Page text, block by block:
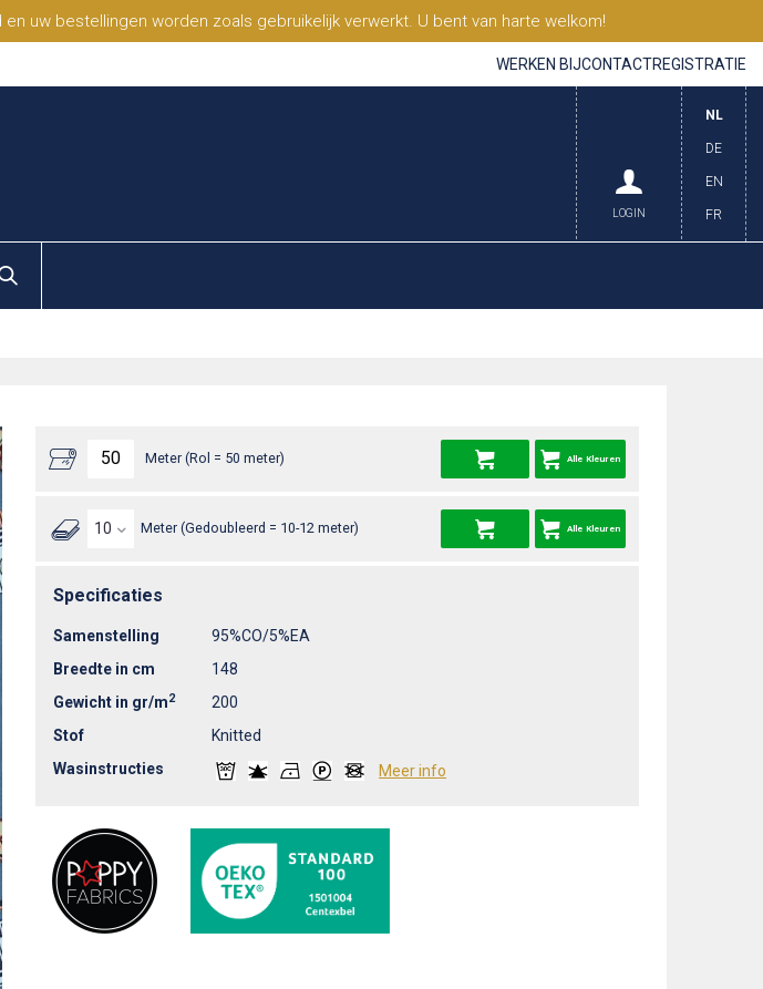
uw bestellingen worden zoals gebruikelijk verwerkt. U bent van harte welkom!
WERKEN BIJCONTACTREGISTRATIE
NL
DE
EN
FR
LOGIN
Meter (Rol = 50 meter) Alle Kleuren
Meter (Gedoubleerd = 10-12 meter) Alle Kleuren
Specificaties
Samenstelling
95%CO/5%EA
Breedte in cm
148
Gewicht in gr/m2
200
Stof
Knitted
Wasinstructies
Meer info